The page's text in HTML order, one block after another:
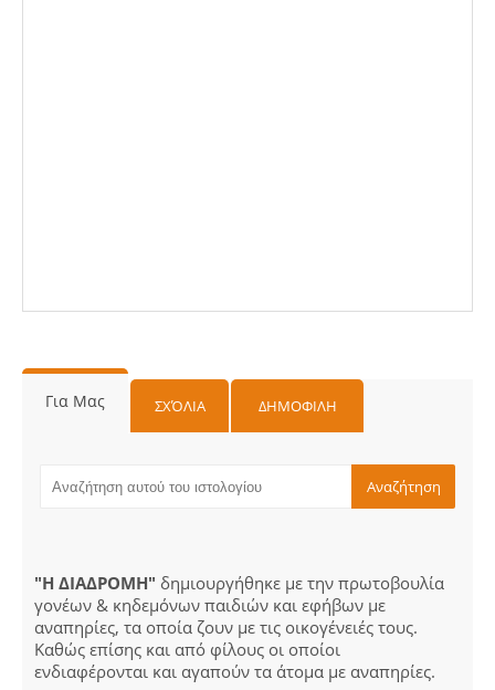
Για Μας ΣΧΌΛΙΑ ΔΗΜΟΦΙΛΗ
"Η ΔΙΑΔΡΟΜΗ" δημιουργήθηκε με την πρωτοβουλία
γονέων & κηδεμόνων παιδιών και εφήβων με
αναπηρίες, τα οποία ζουν με τις οικογένειές τους.
Καθώς επίσης και από φίλους οι οποίοι
ενδιαφέρονται και αγαπούν τα άτομα με αναπηρίες.